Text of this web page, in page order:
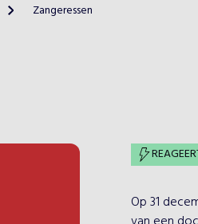
> Zangeressen
Op 31